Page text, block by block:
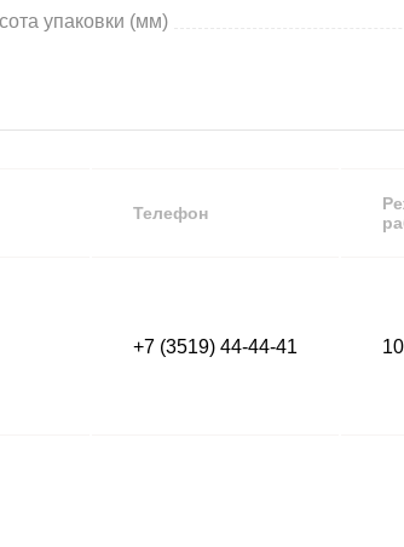
упаковки (мм)
Телефон
+7 (3519) 44-44-41